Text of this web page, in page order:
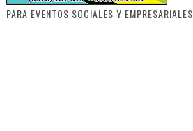
PARA EVENTOS SOCIALES Y EMPRESARIALES